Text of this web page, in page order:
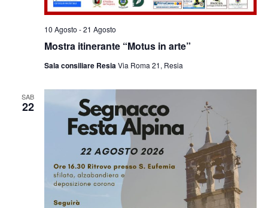
Mostra itinerante “Motus in arte”
10 Agosto -21 Agosto
Sala consiliare ResiaVia Roma 21, Resia
SAB
22